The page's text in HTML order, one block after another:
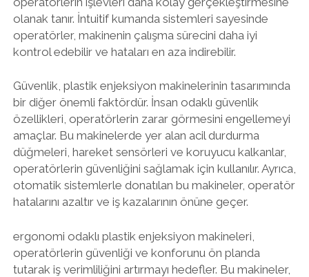
olanak tanır. İntuitif kumanda sistemleri sayesinde
operatörler, makinenin çalışma sürecini daha iyi
kontrol edebilir ve hataları en aza indirebilir.
Güvenlik, plastik enjeksiyon makinelerinin tasarımında
bir diğer önemli faktördür. İnsan odaklı güvenlik
özellikleri, operatörlerin zarar görmesini engellemeyi
amaçlar. Bu makinelerde yer alan acil durdurma
düğmeleri, hareket sensörleri ve koruyucu kalkanlar,
operatörlerin güvenliğini sağlamak için kullanılır. Ayrıca,
otomatik sistemlerle donatılan bu makineler, operatör
hatalarını azaltır ve iş kazalarının önüne geçer.
ergonomi odaklı plastik enjeksiyon makineleri,
operatörlerin güvenliği ve konforunu ön planda
tutarak iş verimliliğini artırmayı hedefler. Bu makineler,